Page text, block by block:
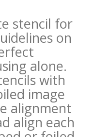
stencil for
on
alone.
with
image
alignment
align each